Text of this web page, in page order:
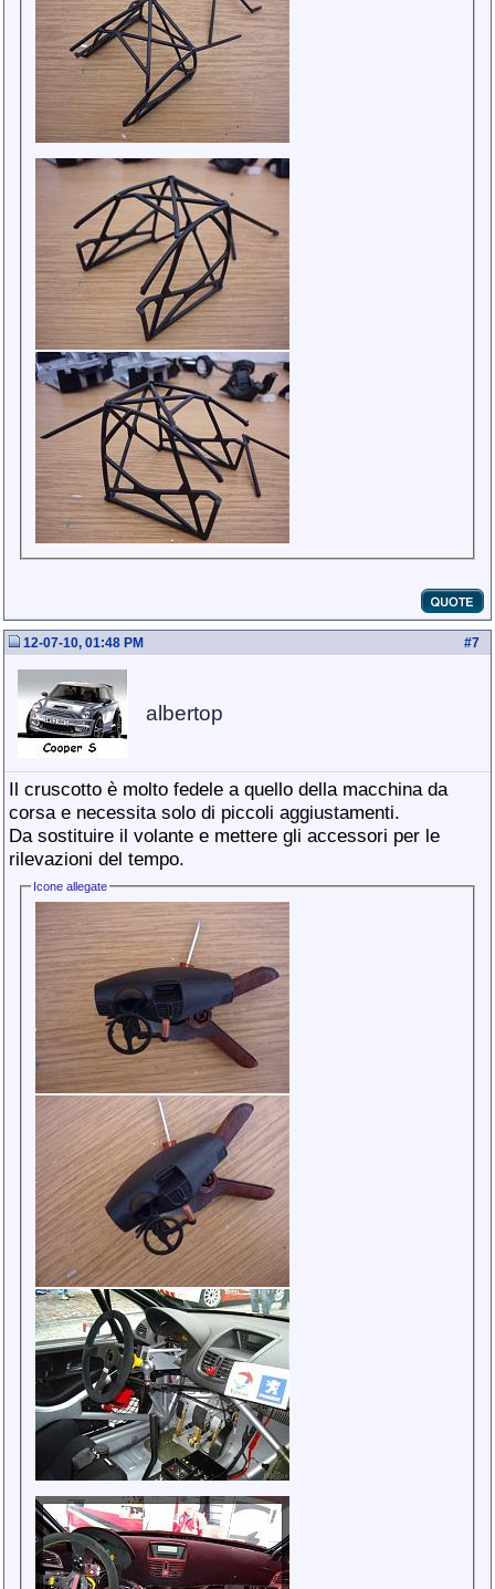
#7
12-07-10, 01:48 PM
albertop
Il cruscotto è molto fedele a quello della macchina da
corsa e necessita solo di piccoli aggiustamenti.
Da sostituire il volante e mettere gli accessori per le
rilevazioni del tempo.
Icone allegate